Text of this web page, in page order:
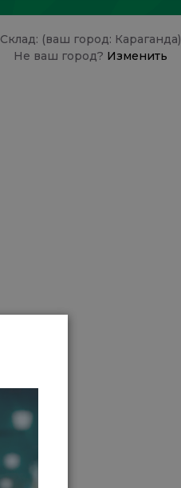
Склад: (ваш город: Караганда)
Не ваш город? Изменить